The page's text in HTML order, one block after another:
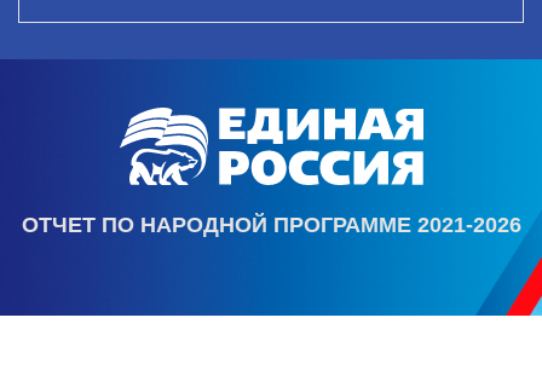
ОТЧЕТ ПО НАРОДНОЙ ПРОГРАММЕ 2021-2026